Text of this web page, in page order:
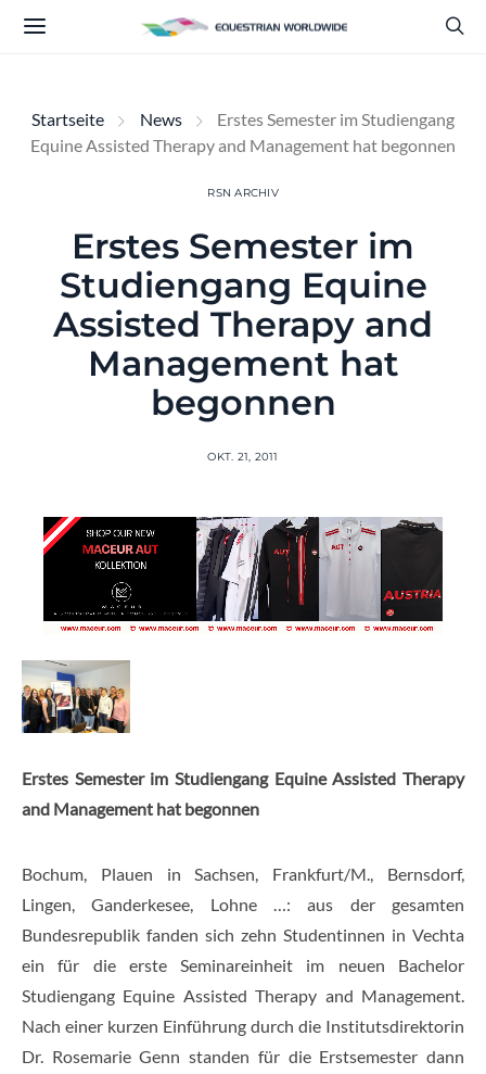
Startseite News
Erstes Semester im Studiengang
Equine Assisted Therapy and Management hat begonnen
RSN ARCHIV
Erstes Semester im
Studiengang Equine
Assisted Therapy and
Management hat
begonnen
OKT. 21, 2011
Erstes Semester im Studiengang Equine Assisted Therapy
and Management hat begonnen
Bochum, Plauen in Sachsen, Frankfurt/M., Bernsdorf,
Lingen, Ganderkesee, Lohne …: aus der gesamten
Bundesrepublik fanden sich zehn Studentinnen in Vechta
ein für die erste Seminareinheit im neuen Bachelor
Studiengang Equine Assisted Therapy and Management.
Nach einer kurzen Einführung durch die Institutsdirektorin
Dr. Rosemarie Genn standen für die Erstsemester dann